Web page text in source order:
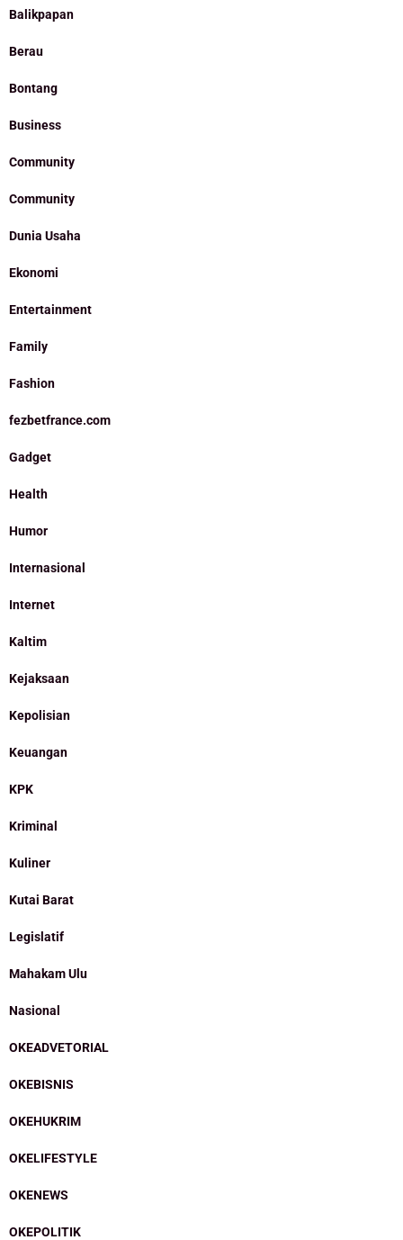
Balikpapan
Berau
Bontang
Business
Community
Community
Dunia Usaha
Ekonomi
Entertainment
Family
Fashion
fezbetfrance.com
Gadget
Health
Humor
Internasional
Internet
Kaltim
Kejaksaan
Kepolisian
Keuangan
KPK
Kriminal
Kuliner
Kutai Barat
Legislatif
Mahakam Ulu
Nasional
OKEADVETORIAL
OKEBISNIS
OKEHUKRIM
OKELIFESTYLE
OKENEWS
OKEPOLITIK